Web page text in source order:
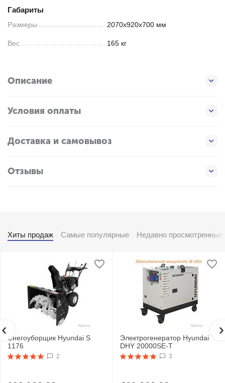
Габариты
Размеры 2070x920x700 мм
Вес 165 кг
Описание
Условия оплаты
Доставка и самовывоз
Отзывы
Хиты продаж Самые популярные Недавно просмотренные
Снегоуборщик Hyundai S
1176
2
Электрогенератор Hyundai
DHY 20000SE-T
3